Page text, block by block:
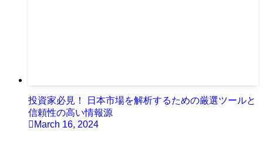
投資家必見！ 日本市場を解析するための厳選ツールと
信頼性の高い情報源
March 16, 2024